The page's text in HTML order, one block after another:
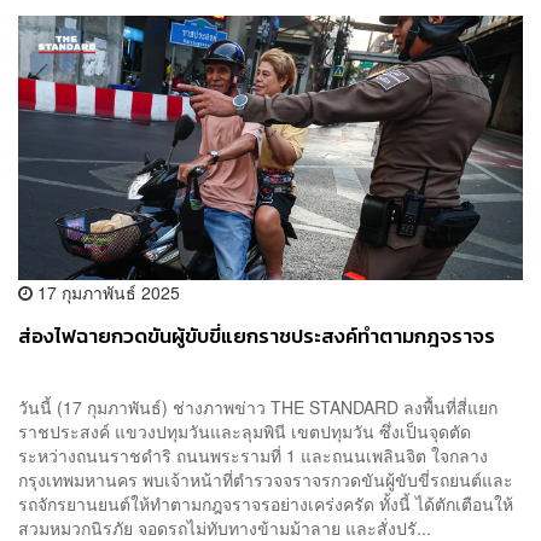
17 กุมภาพันธ์ 2025
ส่องไฟฉายกวดขันผู้ขับขี่แยกราชประสงค์ทำตามกฎจราจร
วันนี้ (17 กุมภาพันธ์) ช่างภาพข่าว THE STANDARD ลงพื้นที่สี่แยก
ราชประสงค์ แขวงปทุมวันและลุมพินี เขตปทุมวัน ซึ่งเป็นจุดตัด
ระหว่างถนนราชดำริ ถนนพระรามที่ 1 และถนนเพลินจิต ใจกลาง
กรุงเทพมหานคร พบเจ้าหน้าที่ตำรวจจราจรกวดขันผู้ขับขี่รถยนต์และ
รถจักรยานยนต์ให้ทำตามกฎจราจรอย่างเคร่งครัด ทั้งนี้ ได้ตักเตือนให้
สวมหมวกนิรภัย จอดรถไม่ทับทางข้ามม้าลาย และสั่งปรั...